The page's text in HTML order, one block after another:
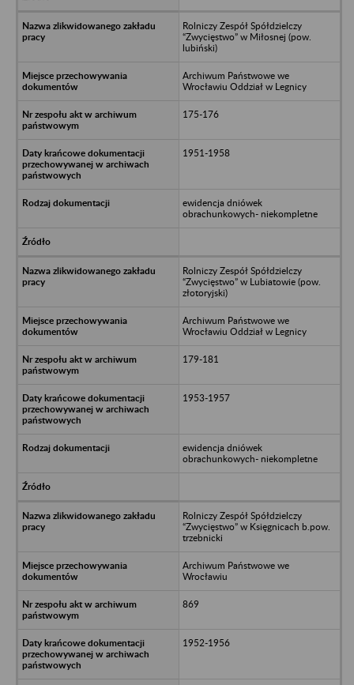
Rolniczy Zespół Spółdzielczy
“Zwycięstwo” w Miłosnej (pow.
lubiński)
Archiwum Państwowe we
Wrocławiu Oddział w Legnicy
175-176
1951-1958
ewidencja dniówek
obrachunkowych- niekompletne
Rolniczy Zespół Spółdzielczy
“Zwycięstwo” w Lubiatowie (pow.
złotoryjski)
Archiwum Państwowe we
Wrocławiu Oddział w Legnicy
179-181
1953-1957
ewidencja dniówek
obrachunkowych- niekompletne
Rolniczy Zespół Spółdzielczy
“Zwycięstwo” w Księgnicach b.pow.
trzebnicki
Archiwum Państwowe we
Wrocławiu
869
1952-1956